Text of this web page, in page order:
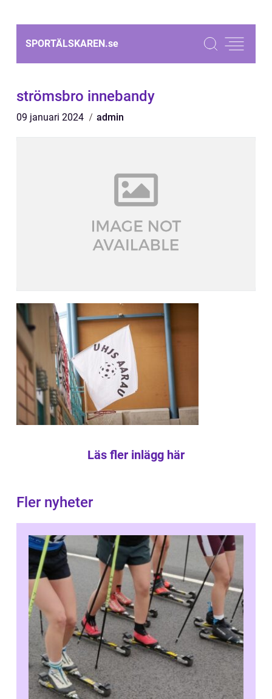
SPORTÄLSKAREN.se
strömsbro innebandy
09 januari 2024 admin
Läs fler inlägg här
Fler nyheter